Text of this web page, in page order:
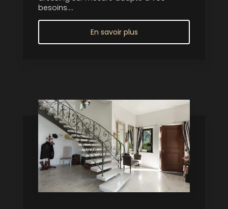
besoins....
En savoir plus